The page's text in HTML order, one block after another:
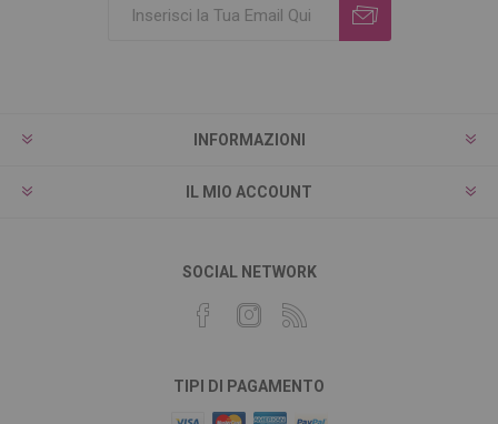
INFORMAZIONI
IL MIO ACCOUNT
SOCIAL NETWORK
TIPI DI PAGAMENTO